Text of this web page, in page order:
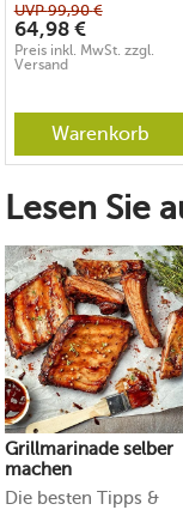
UVP99,90 €
64,98 €
Preis inkl. MwSt. zzgl.
Versand
Warenkorb
Lesen Sie
Grillmarinade selber
machen
Die besten Tipps &